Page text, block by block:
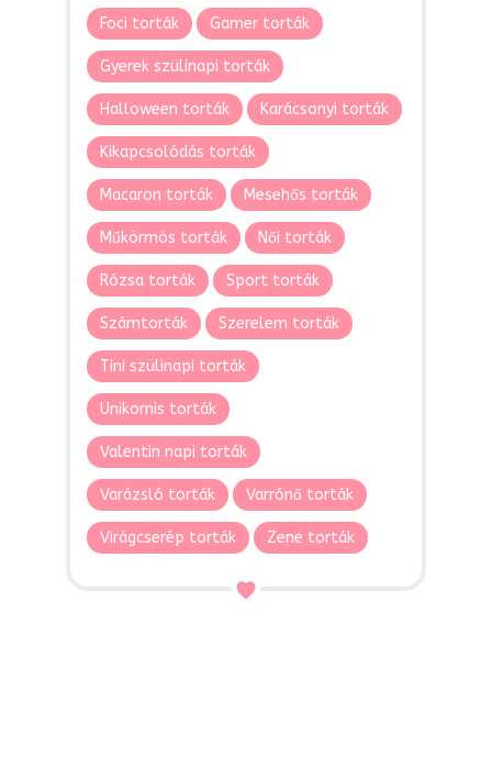
Foci torták Gamer torták
Gyerek szülinapi torták
Halloween torták Karácsonyi torták
Kikapcsolódás torták
Macaron torták Mesehős torták
Műkörmös torták Női torták
Rózsa torták Sport torták
Számtorták Szerelem torták
Tini szülinapi torták
Unikornis torták
Valentin napi torták
Varázsló torták Varrónő torták
Virágcserép torták Zene torták